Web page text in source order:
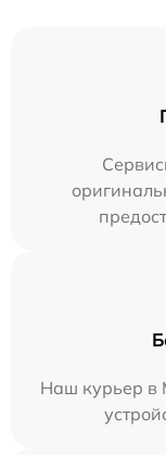
Наш курьер в